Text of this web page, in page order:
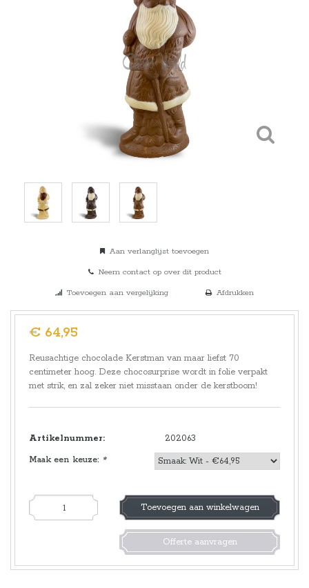
Aan verlanglijst toevoegen
Neem contact op over dit product
Toevoegen aan vergelijking
Afdrukken
€ 64,95
Reusachtige chocolade Kerstman van maar liefst 70
centimeter hoog. Deze chocosurprise wordt in folie verpakt
met strik, en zal zeker niet misstaan onder de kerstboom!
Artikelnummer: 202063
Maak een keuze: *
Toevoegen aan winkelwagen
Offerte aanvragen